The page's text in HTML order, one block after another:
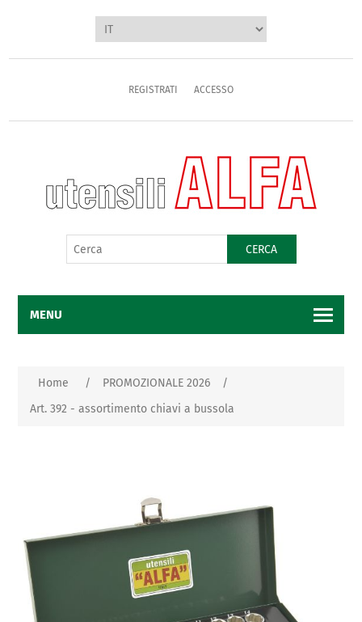
REGISTRATI ACCESSO
CERCA
MENU
Home / PROMOZIONALE 2026
/
Art. 392 - assortimento chiavi a bussola